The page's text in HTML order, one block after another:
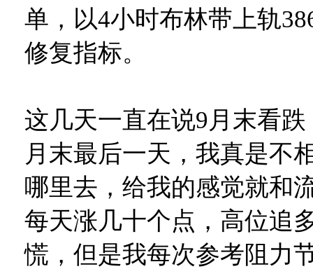
单，以4小时布林带上轨
修复指标。
这几天一直在说9月末看
月末最后一天，我真是不
哪里去，给我的感觉就和
每天涨几十个点，高位追
慌，但是我每次参考阻力